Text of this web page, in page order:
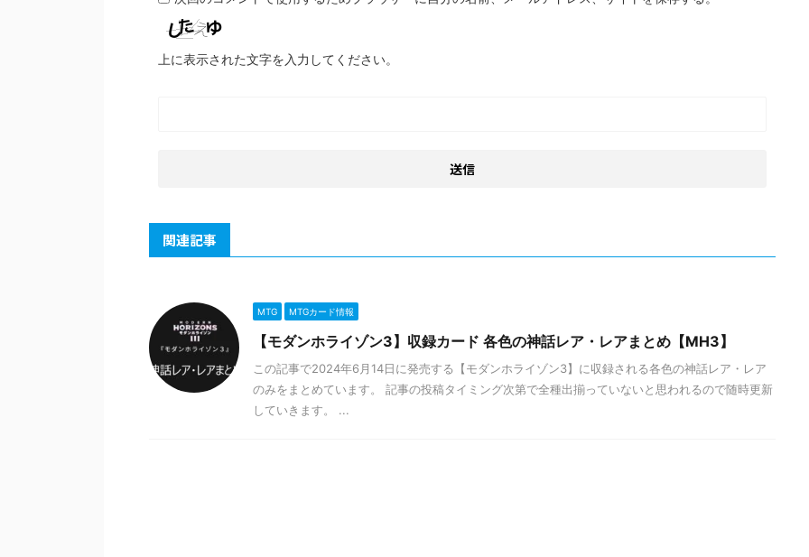
上に表示された文字を入力してください。
関連記事
MTG MTGカード情報
【モダンホライゾン3】収録カード 各色の神話レア・レアまとめ【MH3】
この記事で2024年6月14日に発売する【モダンホライゾン3】に収録される各色の神話レア・レア
のみをまとめています。 記事の投稿タイミング次第で全種出揃っていないと思われるので随時更新
していきます。 ...